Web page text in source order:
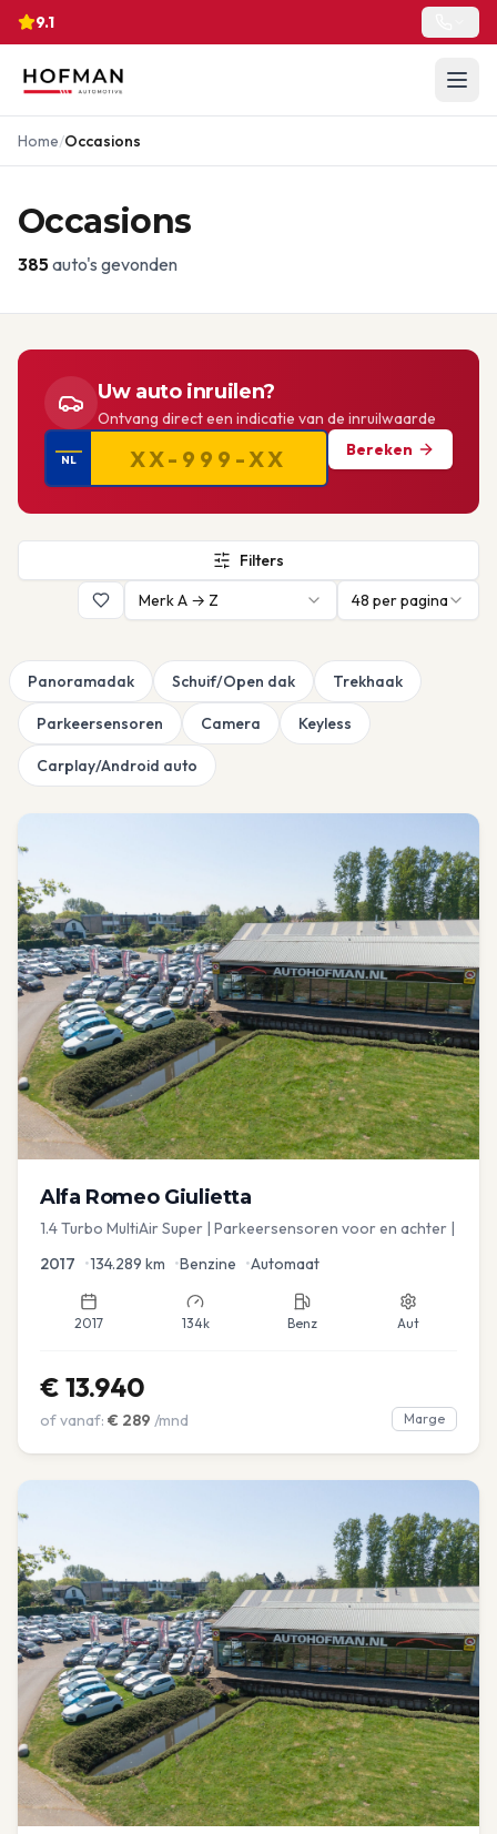
9.1
Home/Occasions
Occasions
385 auto's gevonden
Uw auto inruilen?
Ontvang direct een indicatie van de inruilwaarde
NL
Bereken
Filters
Merk A → Z
48 per pagina
Panoramadak Schuif/Open dak Trekhaak
Parkeersensoren Camera Keyless
Carplay/Android auto
Alfa Romeo Giulietta
1.4 Turbo MultiAir Super | Parkeersensoren voor en achter |
2017 •134.289 km •Benzine •Automaat
2017 134k Benz Aut
€ 13.940
of vanaf: € 289 /mnd Marge